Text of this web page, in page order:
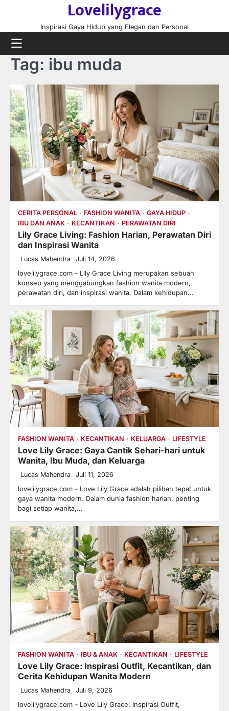
content
Lovelilygrace
Inspirasi Gaya Hidup yang Elegan dan Personal
Tag: ibu muda
CERITA PERSONAL FASHION WANITA
GAYA HIDUP
IBU DAN ANAK
KECANTIKAN PERAWATAN DIRI
Lily Grace Living: Fashion Harian, Perawatan Diri
dan Inspirasi Wanita
Lucas Mahendra Juli 14, 2026
lovelilygrace.com – Lily Grace Living merupakan sebuah
konsep yang menggabungkan fashion wanita modern,
perawatan diri, dan inspirasi wanita. Dalam kehidupan…
FASHION WANITA KECANTIKAN KELUARGA LIFESTYLE
Love Lily Grace: Gaya Cantik Sehari-hari untuk
Wanita, Ibu Muda, dan Keluarga
Lucas Mahendra Juli 11, 2026
lovelilygrace.com – Love Lily Grace adalah pilihan tepat untuk
gaya wanita modern. Dalam dunia fashion harian, penting
bagi setiap wanita,…
FASHION WANITA IBU & ANAK KECANTIKAN LIFESTYLE
Love Lily Grace: Inspirasi Outfit, Kecantikan, dan
Cerita Kehidupan Wanita Modern
Lucas Mahendra Juli 9, 2026
lovelilygrace.com – Love Lily Grace: Inspirasi Outfit,